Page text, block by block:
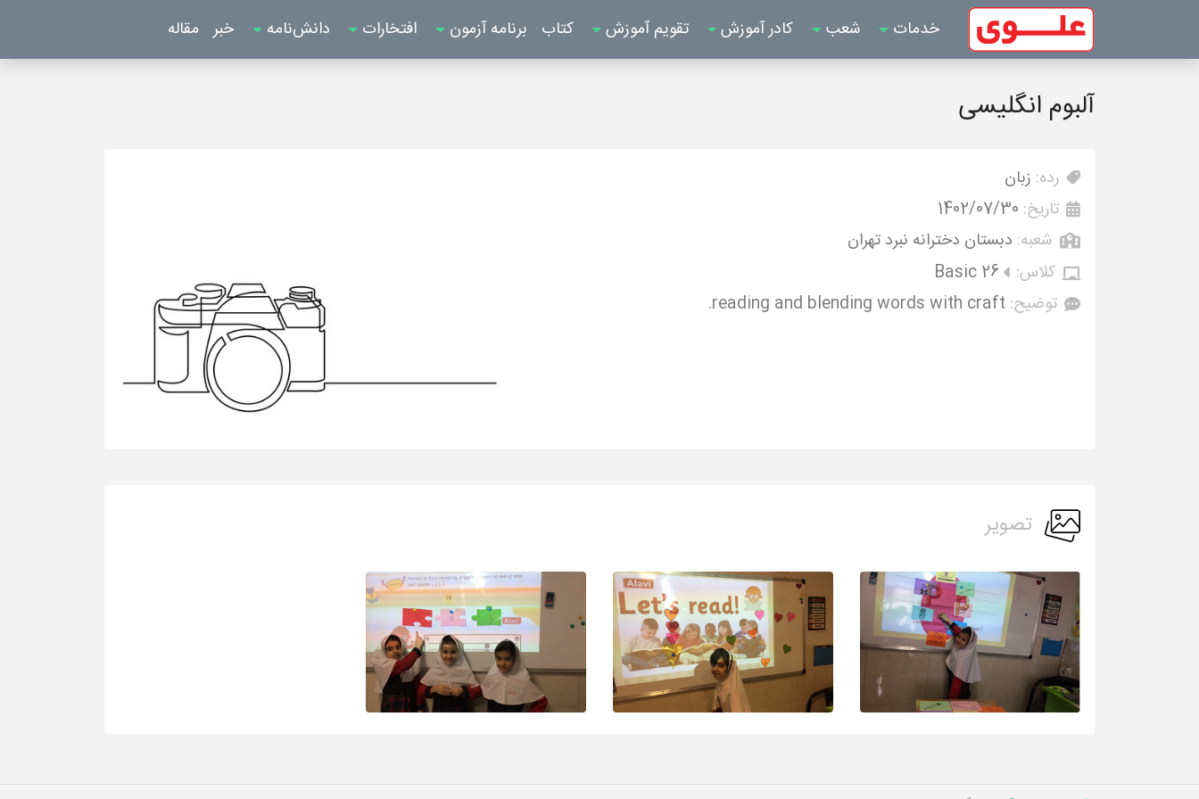
خدمات شعب کادر آموزش تقویم آموزش کتاب برنامه آزمون افتخارات دانش‌نامه خبر مقاله
آلبوم انگلیسی
رده: زبان
تاریخ: 1402/07/30
شعبه: دبستان دخترانه نبرد تهران
کلاس:
Basic 26
توضیح: reading and blending words with craft.
تصویر